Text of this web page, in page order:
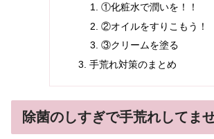
①化粧水で潤いを！！
②オイルをすりこもう！
③クリームを塗る
手荒れ対策のまとめ
除菌のしすぎで手荒れしてま